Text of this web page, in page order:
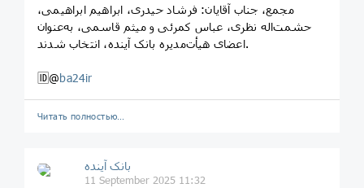
مجمع، جناب آقایان: فرشاد حیدری، ابراهیم ابراهیمی،
حشمت‌اله نظری، عباس کمرئی و میثم قاسمی، به‌عنوان
اعضای هیأت‌مدیره بانک آینده، انتخاب شدند.
🆔@ba24ir
Читать полностью…
بانک آینده
11 September 2025 11:32